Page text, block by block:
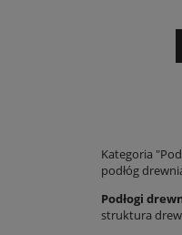
Kategoria
podłóg
Podłogi
struktura